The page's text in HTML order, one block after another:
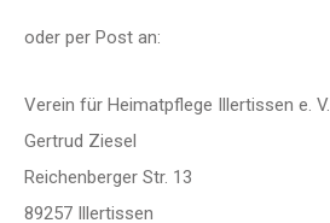
oder per Post an:
Verein für Heimatpflege Illertissen e. V.
Gertrud Ziesel
Reichenberger Str. 13
89257 Illertissen